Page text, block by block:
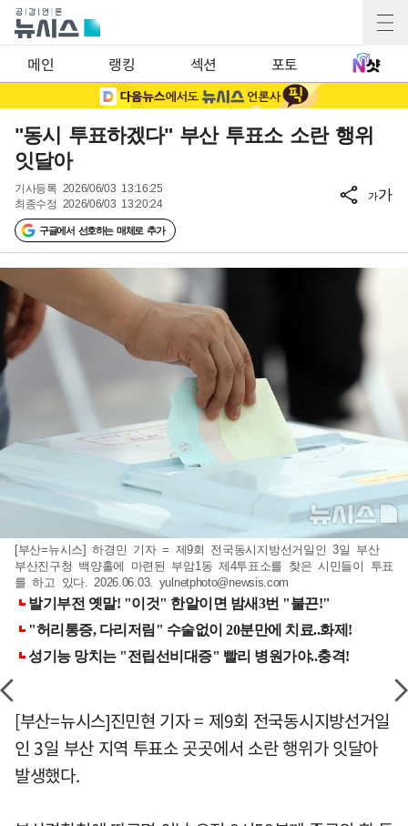
메인 랭킹 섹션 포토
"동시 투표하겠다" 부산 투표소 소란 행위
잇달아
기사등록 2026/06/03 13:16:25
최종수정 2026/06/03 13:20:24
구글에서 선호하는 매체로 추가
가가
[부산=뉴시스] 하경민 기자 = 제9회 전국동시지방선거일인 3일 부산
부산진구청 백양홀에 마련된 부암1동 제4투표소를 찾은 시민들이 투표
를 하고 있다. 2026.06.03. yulnetphoto@newsis.com
[부산=뉴시스]진민현 기자 = 제9회 전국동시지방선거일
인 3일 부산 지역 투표소 곳곳에서 소란 행위가 잇달아
발생했다.